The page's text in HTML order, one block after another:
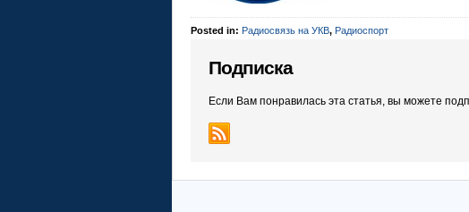
Posted in: Радиосвязь на УКВ, Радиоспорт
Подписка
Если Вам понравилась эта статья, вы можете